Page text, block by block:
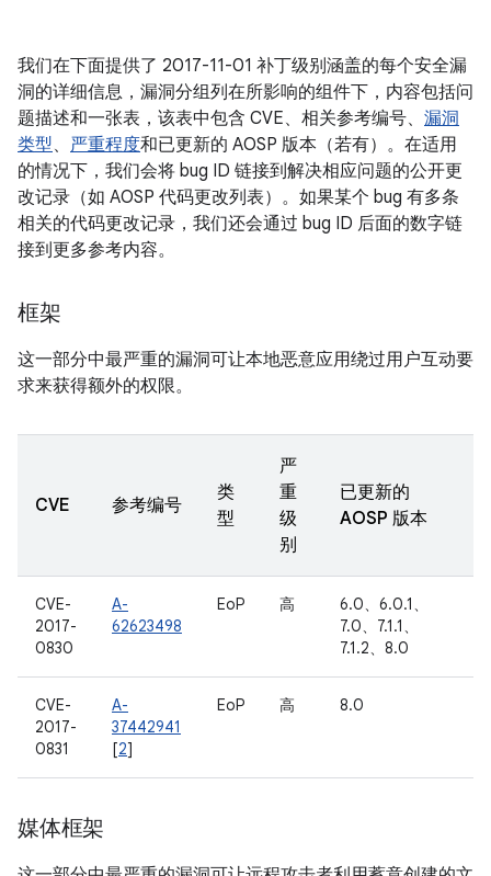
我们在下面提供了 2017-11-01 补丁级别涵盖的每个安全漏
洞的详细信息，漏洞分组列在所影响的组件下，内容包括问
题描述和一张表，该表中包含 CVE、相关参考编号、 漏洞
类型、 严重程度和已更新的 AOSP 版本（若有）。在适用
的情况下，我们会将 bug ID 链接到解决相应问题的公开更
改记录（如 AOSP 代码更改列表）。如果某个 bug 有多条
相关的代码更改记录，我们还会通过 bug ID 后面的数字链
接到更多参考内容。
框架
这一部分中最严重的漏洞可让本地恶意应用绕过用户互动要
求来获得额外的权限。
CVE 参考编号
类
型
严
重
级
别
已更新的
AOSP 版本
CVE-
2017-
0830
A-
62623498
EoP 高
6.0、6.0.1、
7.0、7.1.1、
7.1.2、8.0
CVE-
2017-
0831
A-
37442941
[2]
EoP 高 8.0
媒体框架